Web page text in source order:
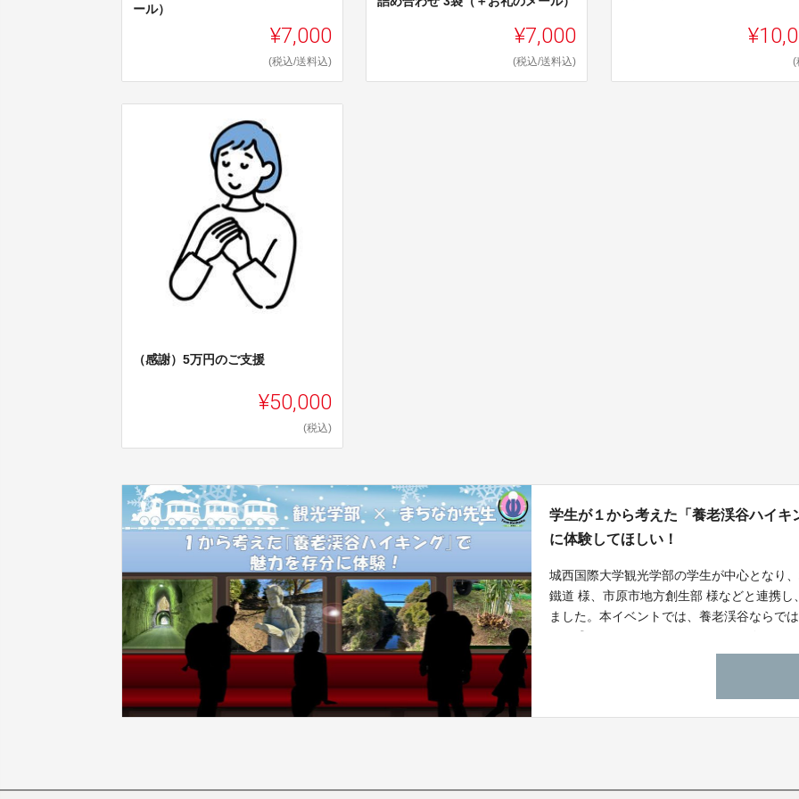
ール）
¥7,000
(税込/送料込)
¥7,000
(税込/送料込) (
（感謝）5万円のご支援
¥50,000
(税込)
学生が１から考えた「養老渓谷ハイ
に体験してほしい！
城西国際大学観光学部の学生が中心となり
鐵道 様、市原市地方創生部 様などと連携
ました。本イベントでは、養老渓谷ならで
を体験いただいて、「もう一度、養老渓谷